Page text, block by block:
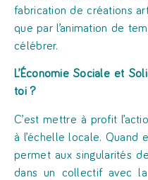
fabrication de créations
que par l’animation de
célébrer.
L’Économie Sociale et
toi ?
C’est mettre à profit
à l’échelle locale. Quand
permet aux singularités
dans un collectif avec la